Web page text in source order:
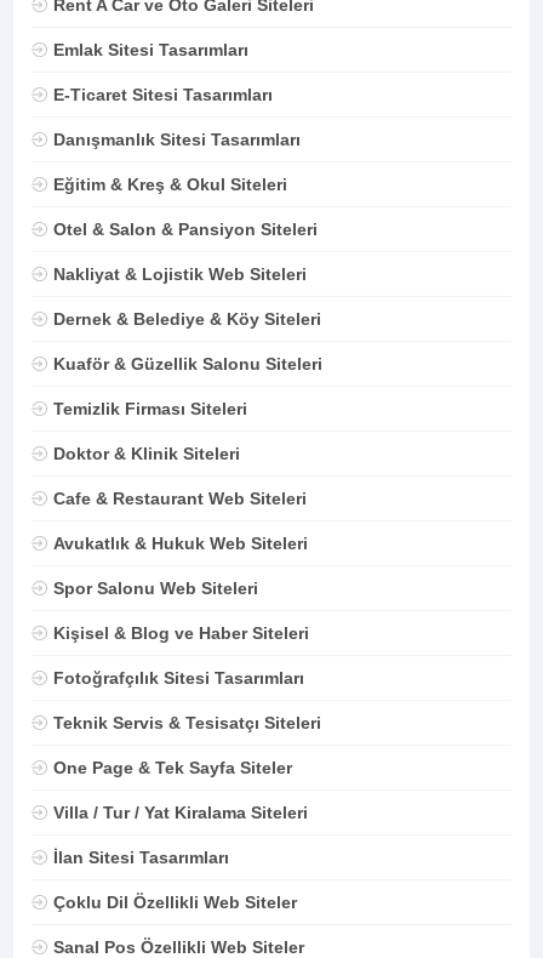
Rent A Car ve Oto Galeri Siteleri
Emlak Sitesi Tasarımları
E-Ticaret Sitesi Tasarımları
Danışmanlık Sitesi Tasarımları
Eğitim & Kreş & Okul Siteleri
Otel & Salon & Pansiyon Siteleri
Nakliyat & Lojistik Web Siteleri
Dernek & Belediye & Köy Siteleri
Kuaför & Güzellik Salonu Siteleri
Temizlik Firması Siteleri
Doktor & Klinik Siteleri
Cafe & Restaurant Web Siteleri
Avukatlık & Hukuk Web Siteleri
Spor Salonu Web Siteleri
Kişisel & Blog ve Haber Siteleri
Fotoğrafçılık Sitesi Tasarımları
Teknik Servis & Tesisatçı Siteleri
One Page & Tek Sayfa Siteler
Villa / Tur / Yat Kiralama Siteleri
İlan Sitesi Tasarımları
Çoklu Dil Özellikli Web Siteler
Sanal Pos Özellikli Web Siteler